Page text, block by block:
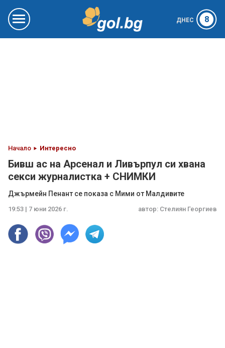
ДНЕС 8
Начало Интересно
Бивш ас на Арсенал и Ливърпул си хвана
секси журналистка + СНИМКИ
Джърмейн Пенант се показа с Мими от Малдивите
19:53 | 7 юни 2026 г. автор: Стелиян Георгиев